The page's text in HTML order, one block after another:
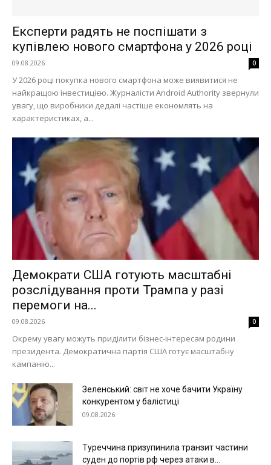
Експерти радять не поспішати з
купівлею нового смартфона у 2026 році
09.08.2026 0
У 2026 році покупка нового смартфона може виявитися не
найкращою інвестицією. Журналісти Android Authority звернули
увагу, що виробники дедалі частіше економлять на
характеристиках, а...
Демократи США готують масштабні
розслідування проти Трампа у разі
перемоги на...
09.08.2026 0
Окрему увагу можуть приділити бізнес-інтересам родини
президента. Демократична партія США готує масштабну
кампанію...
Зеленський: світ не хоче бачити Україну
конкурентом у балістиці
09.08.2026
Туреччина призупинила транзит частини
суден до портів рф через атаки в...